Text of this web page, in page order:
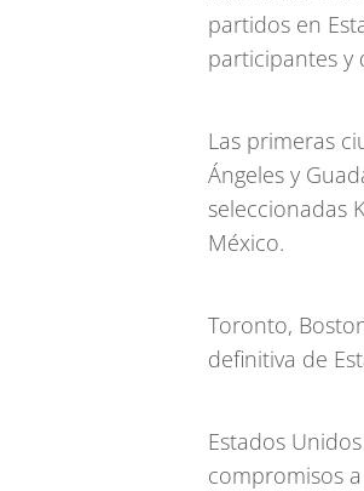
partidos en
participantes y
Las primeras
Ángeles y
seleccionadas
México.
Toronto,
definitiva de
Estados
compromisos